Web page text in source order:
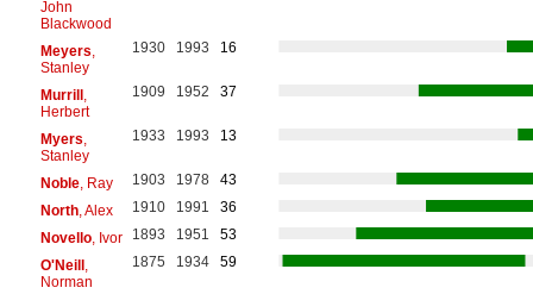
John
Blackwood
Meyers
Stanley
1930 1993 16
Murrill,
Herbert
1909 1952 37
Myers
Stanley
1933 1993 13
Noble, Ray 1903 1978
43
North, Alex 1910 1991
36
Novello, Ivor 1893 1951
53
O'Neill,
Norman
1875 1934 59